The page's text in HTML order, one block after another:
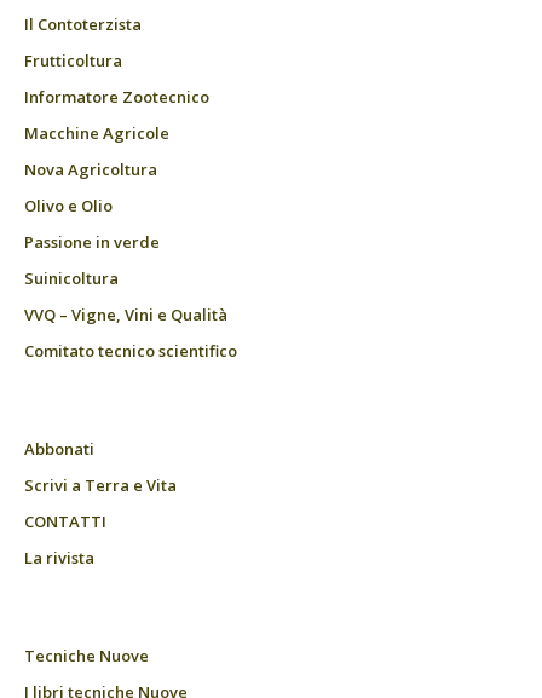
Il Contoterzista
Frutticoltura
Informatore Zootecnico
Macchine Agricole
Nova Agricoltura
Olivo e Olio
Passione in verde
Suinicoltura
VVQ – Vigne, Vini e Qualità
Comitato tecnico scientifico
Abbonati
Scrivi a Terra e Vita
CONTATTI
La rivista
Tecniche Nuove
I libri tecniche Nuove